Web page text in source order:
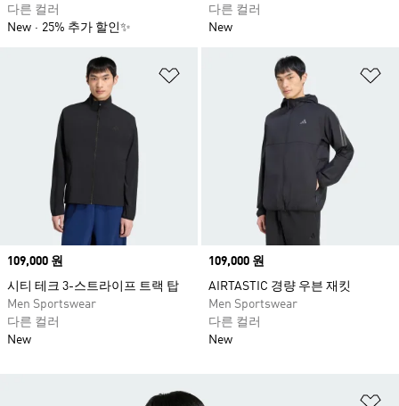
다른 컬러
New
25% 추가 할인✨
다른 컬러
New
위시리스트 담기
Price
109,000 원
시티 테크 3-스트라이프 트랙 탑
Men Sportswear
다른 컬러
New
Price
109,000 원
AIRTASTIC 경량 우븐 재킷
Men Sportswear
다른 컬러
New